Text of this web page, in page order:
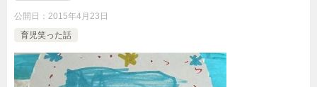
公開日： 2015年4月23日
育児笑った話